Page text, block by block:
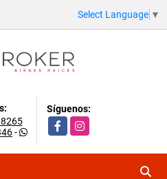
Select Language ▼
-
Síguenos:
FacebookInstagram